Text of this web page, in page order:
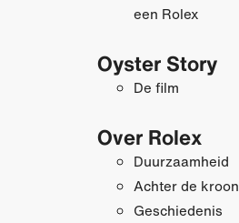
een Rolex
Oyster Story
De film
Over Rolex
Duurzaamheid
Achter de kroon
Geschiedenis